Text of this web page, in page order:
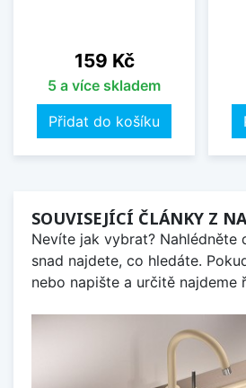
Cena
159 Kč
5 a více skladem
Přidat do košíku
SOUVISEJÍCÍ ČLÁNKY Z
Nevíte jak vybrat? Nahlédněte
snad najdete, co hledáte.
nebo napište a určitě najdeme